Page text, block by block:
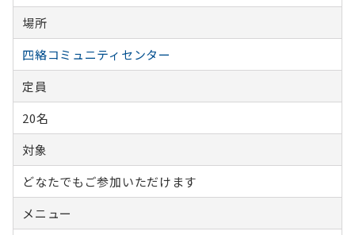
場所
四絡コミュニティセンター
定員
20名
対象
どなたでもご参加いただけます
メニュー